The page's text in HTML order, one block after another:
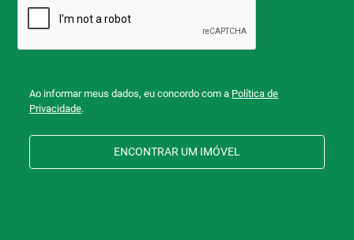
Ao informar meus dados, eu concordo com a Política de
Privacidade.
ENCONTRAR UM IMÓVEL